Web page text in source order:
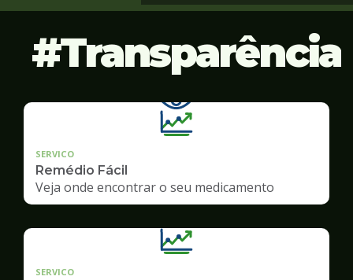
Transparência
SERVICO
Remédio Fácil
Veja onde encontrar o seu medicamento
SERVICO